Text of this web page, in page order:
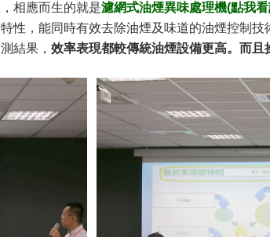
，相應而生的就是濾網式油煙異味處理機(點我
性，能同時有效去除油煙及味道的油煙控制
結果， 效率表現都較傳統油煙設備更高。而